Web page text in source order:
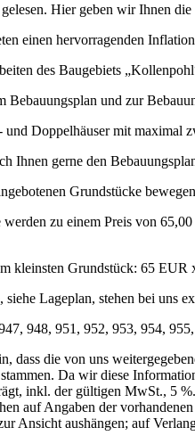
Hier geben wir Ihnen
einen hervorragenden
des Baugebiets
Bebauungsplan und zur
und Doppelhäuser mit maximal
Ihnen gerne den
Grundstücke
zu einem Preis von
kleinsten Grundstück: 65 EUR
siehe Lageplan, stehen bei uns
948, 951, 952, 953, 954,
dass die von uns
Da wir diese
inkl. der gültigen MwSt., 5
auf Angaben der
Ansicht aushängen; auf